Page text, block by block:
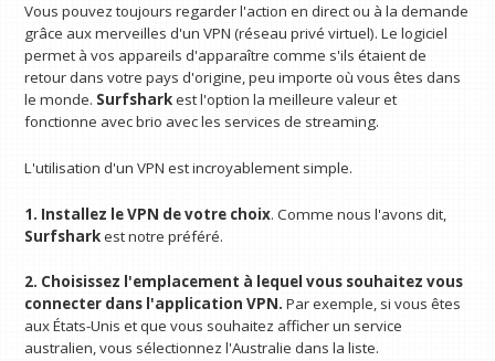
Vous pouvez toujours regarder l'action en direct ou à la demande
grâce aux merveilles d'un VPN (réseau privé virtuel). Le logiciel
permet à vos appareils d'apparaître comme s'ils étaient de
retour dans votre pays d'origine, peu importe où vous êtes dans
le monde. Surfsharkest l'option la meilleure valeur et
fonctionne avec brio avec les services de streaming.
L'utilisation d'un VPN est incroyablement simple.
1. Installez le VPN de votre choix. Comme nous l'avons dit,
Surfsharkest notre préféré.
2. Choisissez l'emplacement à lequel vous souhaitez vous
connecter dans l'application VPN.Par exemple, si vous êtes
aux États-Unis et que vous souhaitez afficher un service
australien, vous sélectionnez l'Australie dans la liste.